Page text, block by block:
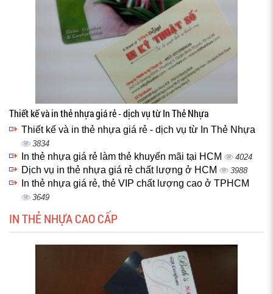
Thiết kế và in thẻ nhựa giá rẻ - dịch vụ từ In Thẻ Nhựa
Thiết kế và in thẻ nhựa giá rẻ - dịch vụ từ In Thẻ Nhựa
3834
In thẻ nhựa giá rẻ làm thẻ khuyến mãi tại HCM 4024
Dịch vụ in thẻ nhựa giá rẻ chất lượng ở HCM 3988
In thẻ nhựa giá rẻ, thẻ VIP chất lượng cao ở TPHCM
3649
IN THẺ NHỰA CAO CẤP